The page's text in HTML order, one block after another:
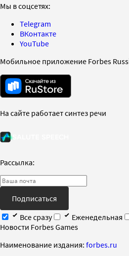
Мы в соцсетях:
Telegram
ВКонтакте
YouTube
Мобильное приложение Forbes
На сайте работает синтез речи
Рассылка:
Подписаться
Все сразу
Еженедельная
Новости Forbes Games
Наименование издания: forbes.ru